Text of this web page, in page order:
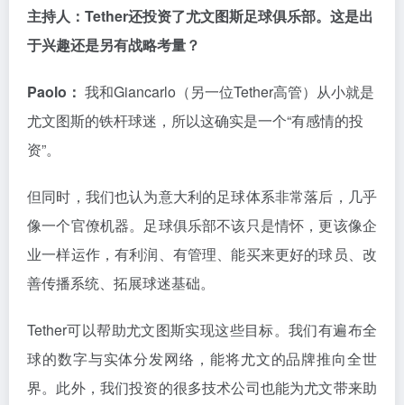
主持人：Tether还投资了尤文图斯足球俱乐部。这是出
于兴趣还是另有战略考量？
Paolo： 我和Giancarlo（另一位Tether高管）从小就是
尤文图斯的铁杆球迷，所以这确实是一个“有感情的投
资”。
但同时，我们也认为意大利的足球体系非常落后，几乎
像一个官僚机器。足球俱乐部不该只是情怀，更该像企
业一样运作，有利润、有管理、能买来更好的球员、改
善传播系统、拓展球迷基础。
Tether可以帮助尤文图斯实现这些目标。我们有遍布全
球的数字与实体分发网络，能将尤文的品牌推向全世
界。此外，我们投资的很多技术公司也能为尤文带来助